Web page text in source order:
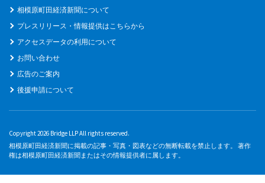
相模原町田経済新聞について
プレスリリース・情報提供はこちらから
アクセスデータの利用について
お問い合わせ
広告のご案内
後援申請について
Copyright 2026 Bridge LLP All rights reserved.
相模原町田経済新聞に掲載の記事・写真・図表などの無断転載を禁止します。 著作
権は相模原町田経済新聞またはその情報提供者に属します。